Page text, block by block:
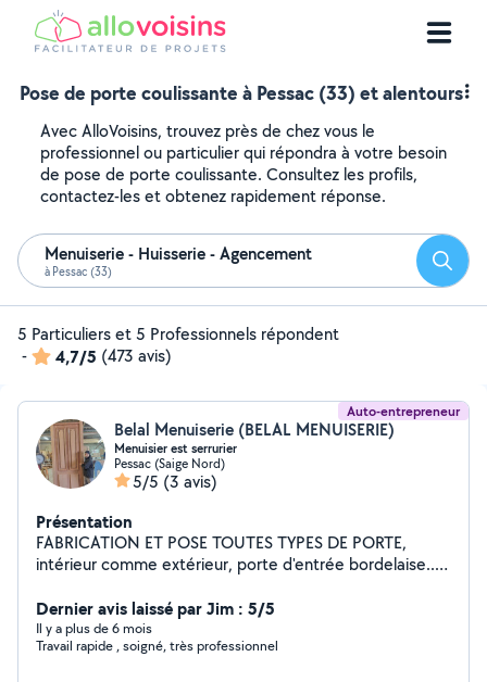
Pose de porte coulissante à Pessac (33) et alentours
Avec AlloVoisins, trouvez près de chez vous le
professionnel ou particulier qui répondra à votre besoin
de pose de porte coulissante. Consultez les profils,
contactez-les et obtenez rapidement réponse.
Menuiserie - Huisserie - Agencement
à Pessac (33)
5 Particuliers et 5 Professionnels répondent
-
4,7/5 (473 avis)
Auto-entrepreneur
Belal Menuiserie (BELAL MENUISERIE)
Menuisier est serrurier
Pessac (Saige Nord)
5/5 (3 avis)
Présentation
FABRICATION ET POSE TOUTES TYPES DE PORTE,
intérieur comme extérieur, porte d'entrée bordelaise...
pose Placard, Dressing, Lit, Armoire, bibliothèque ,des
prestations peuvent être faites sur mesure pose de
cuisines équipées complète/montage de meuble
Dernier avis laissé par Jim : 5/5
Il y a plus de 6 mois
Travail rapide , soigné, très professionnel